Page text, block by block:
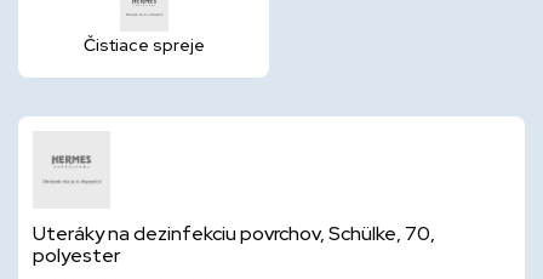
Čistiace spreje
Uteráky na dezinfekciu povrchov, Schülke, 70,
polyester